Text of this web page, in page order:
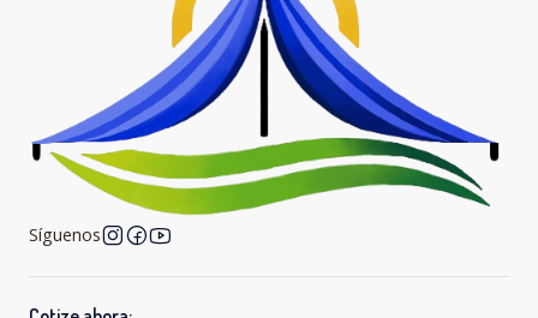
Síguenos